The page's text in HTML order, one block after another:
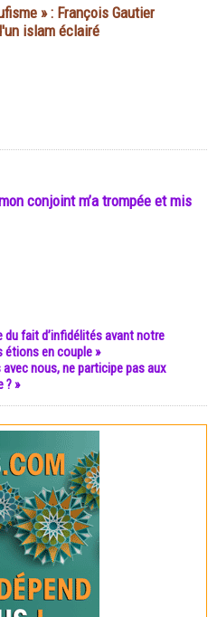
» : François Gautier
islam éclairé
conjoint m’a trompée et mis
du fait d’infidélités avant notre
étions en couple »
avec nous, ne participe pas aux
? »